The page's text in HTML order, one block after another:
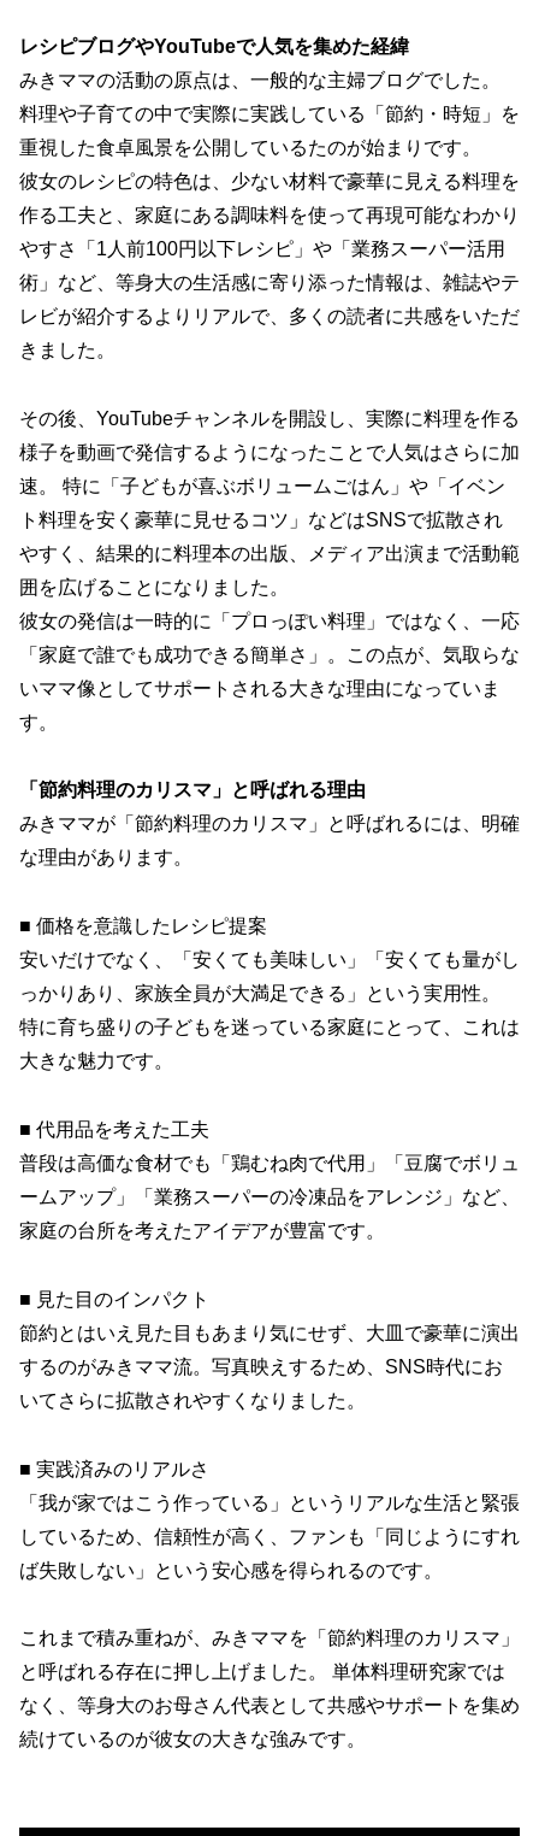
レシピブログやYouTubeで人気を集めた経緯
みきママの活動の原点は、一般的な主婦ブログでした。
料理や子育ての中で実際に実践している「節約・時短」を
重視した食卓風景を公開しているたのが始まりです。
彼女のレシピの特色は、少ない材料で豪華に見える料理を
作る工夫と、家庭にある調味料を使って再現可能なわかり
やすさ「1人前100円以下レシピ」や「業務スーパー活用
術」など、等身大の生活感に寄り添った情報は、雑誌やテ
レビが紹介するよりリアルで、多くの読者に共感をいただ
きました。
その後、YouTubeチャンネルを開設し、実際に料理を作る
様子を動画で発信するようになったことで人気はさらに加
速。 特に「子どもが喜ぶボリュームごはん」や「イベン
ト料理を安く豪華に見せるコツ」などはSNSで拡散され
やすく、結果的に料理本の出版、メディア出演まで活動範
囲を広げることになりました。
彼女の発信は一時的に「プロっぽい料理」ではなく、一応
「家庭で誰でも成功できる簡単さ」。この点が、気取らな
いママ像としてサポートされる大きな理由になっていま
す。
「節約料理のカリスマ」と呼ばれる理由
みきママが「節約料理のカリスマ」と呼ばれるには、明確
な理由があります。
■ 価格を意識したレシピ提案
安いだけでなく、「安くても美味しい」「安くても量がし
っかりあり、家族全員が大満足できる」という実用性。
特に育ち盛りの子どもを迷っている家庭にとって、これは
大きな魅力です。
■ 代用品を考えた工夫
普段は高価な食材でも「鶏むね肉で代用」「豆腐でボリュ
ームアップ」「業務スーパーの冷凍品をアレンジ」など、
家庭の台所を考えたアイデアが豊富です。
■ 見た目のインパクト
節約とはいえ見た目もあまり気にせず、大皿で豪華に演出
するのがみきママ流。写真映えするため、SNS時代にお
いてさらに拡散されやすくなりました。
■ 実践済みのリアルさ
「我が家ではこう作っている」というリアルな生活と緊張
しているため、信頼性が高く、ファンも「同じようにすれ
ば失敗しない」という安心感を得られるのです。
これまで積み重ねが、みきママを「節約料理のカリスマ」
と呼ばれる存在に押し上げました。 単体料理研究家では
なく、等身大のお母さん代表として共感やサポートを集め
続けているのが彼女の大きな強みです。